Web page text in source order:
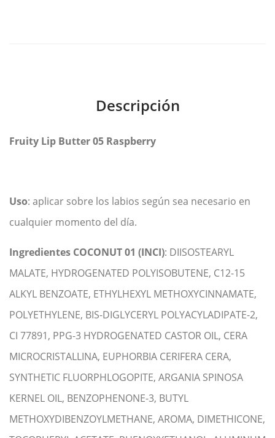
Descripción
Fruity Lip Butter 05 Raspberry
Uso: aplicar sobre los labios según sea necesario en
cualquier momento del día.
Ingredientes COCONUT 01 (INCI): DIISOSTEARYL
MALATE, HYDROGENATED POLYISOBUTENE, C12-15
ALKYL BENZOATE, ETHYLHEXYL METHOXYCINNAMATE,
POLYETHYLENE, BIS-DIGLYCERYL POLYACYLADIPATE-2,
CI 77891, PPG-3 HYDROGENATED CASTOR OIL, CERA
MICROCRISTALLINA, EUPHORBIA CERIFERA CERA,
SYNTHETIC FLUORPHLOGOPITE, ARGANIA SPINOSA
KERNEL OIL, BENZOPHENONE-3, BUTYL
METHOXYDIBENZOYLMETHANE, AROMA, DIMETHICONE,